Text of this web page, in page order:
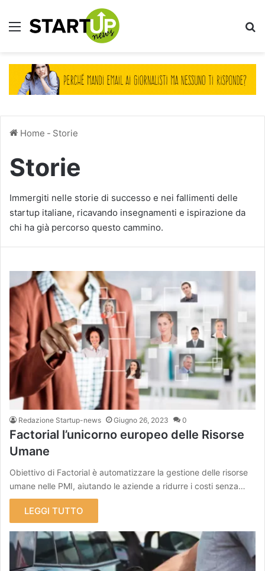
Menu
Home - Storie
Storie
Immergiti nelle storie di successo e nei fallimenti delle
startup italiane, ricavando insegnamenti e ispirazione da
chi ha già percorso questo cammino.
Redazione Startup-news Giugno 26, 2023 0
Factorial l’unicorno europeo delle Risorse
Umane
Obiettivo di Factorial è automatizzare la gestione delle risorse
umane nelle PMI, aiutando le aziende a ridurre i costi senza…
LEGGI TUTTO